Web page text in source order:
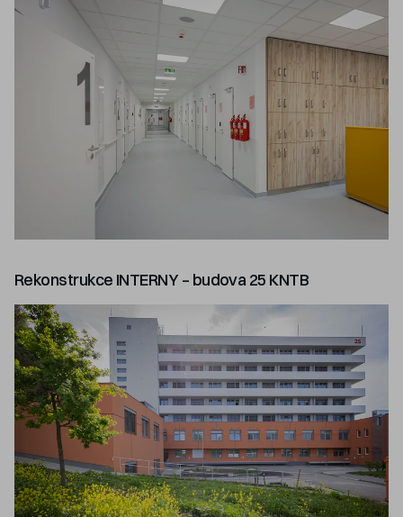
Rekonstrukce INTERNY – budova 25 KNTB